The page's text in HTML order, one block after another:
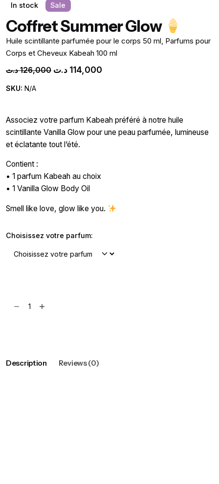
In stock Sale
Coffret Summer Glow
Huile scintillante parfumée pour le corps 50 ml, Parfums pour
Corps et Cheveux Kabeah 100 ml
126,000 د.ت 114,000 د.ت
SKU: N/A
Associez votre parfum Kabeah préféré à notre huile
scintillante Vanilla Glow pour une peau parfumée, lumineuse
et éclatante tout l’été.
Contient :
•⁠ ⁠1 parfum Kabeah au choix
•⁠ ⁠1 Vanilla Glow Body Oil
Smell like love, glow like you.
Choisissez votre parfum:
Description Reviews (0)